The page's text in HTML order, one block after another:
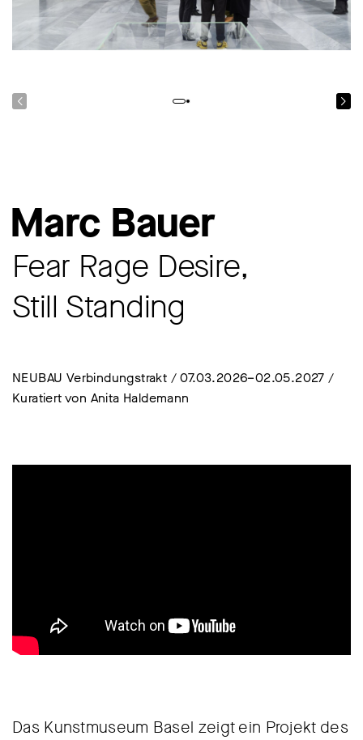
Marc Bauer
Fear Rage Desire,
Still Standing
NEUBAU Verbindungstrakt / 07.03.2026–02.05.2027 /
Kuratiert von Anita Haldemann
Das Kunstmuseum Basel zeigt ein Projekt des